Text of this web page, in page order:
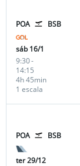
POA BSB
sáb 16/1
9:30-
14:15
1 escala
4h 45min
POA BSB
ter 29/12